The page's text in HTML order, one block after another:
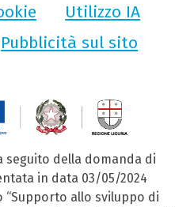
Utilizzo IA
Pubblicità sul sito
a seguito della domanda di
in data 03/05/2024
“Supporto allo sviluppo di